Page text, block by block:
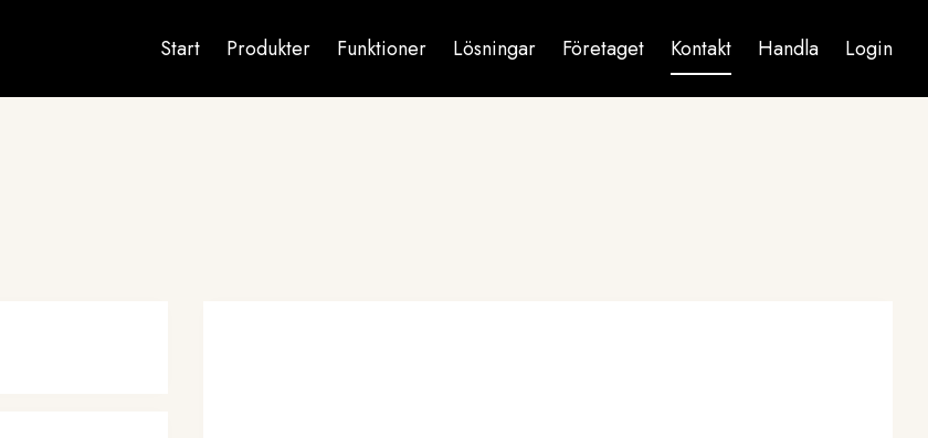
Main
navigation
Start Produkter Funktioner Lösningar Företaget Kontakt Handla Login